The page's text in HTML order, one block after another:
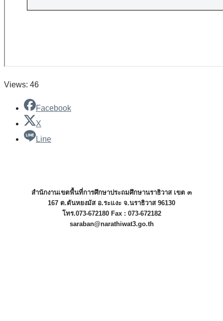
Views: 46
Facebook
X
Line
สำนักงานเขตพื้นที่การศึกษาประถมศึกษานราธิวาส เขต ๓
167 ต.ตันหยงมัส อ.ระแงะ จ.นราธิวาส 96130
โทร.073-672180 Fax : 073-672182
saraban@narathiwat3.go.th